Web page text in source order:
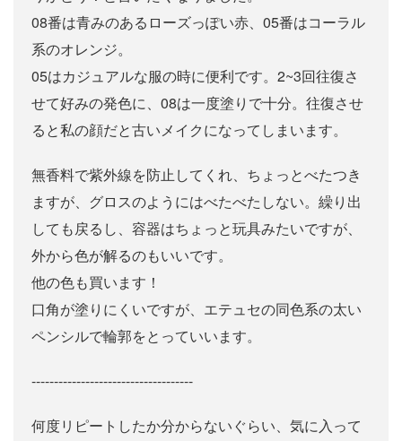
08番は青みのあるローズっぽい赤、05番はコーラル
系のオレンジ。
05はカジュアルな服の時に便利です。2~3回往復さ
せて好みの発色に、08は一度塗りで十分。往復させ
ると私の顔だと古いメイクになってしまいます。
無香料で紫外線を防止してくれ、ちょっとべたつき
ますが、グロスのようにはべたべたしない。繰り出
しても戻るし、容器はちょっと玩具みたいですが、
外から色が解るのもいいです。
他の色も買います！
口角が塗りにくいですが、エテュセの同色系の太い
ペンシルで輪郭をとっていいます。
------------------------------------
何度リピートしたか分からないぐらい、気に入って